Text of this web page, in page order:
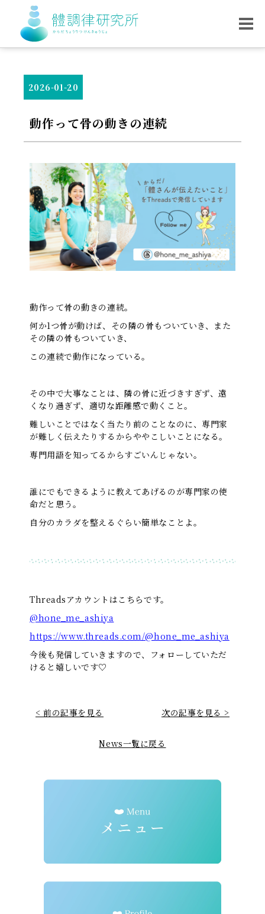
2026-01-20
動作って骨の動きの連続
動作って骨の動きの連続。
何か1つ骨が動けば、その隣の骨もついていき、また
その隣の骨もついていき、
この連続で動作になっている。
その中で大事なことは、隣の骨に近づきすぎず、遠
くなり過ぎず、適切な距離感で動くこと。
難しいことではなく当たり前のことなのに、専門家
が難しく伝えたりするからややこしいことになる。
専門用語を知ってるからすごいんじゃない。
誰にでもできるように教えてあげるのが専門家の使
命だと思う。
自分のカラダを整えるぐらい簡単なことよ。
Threadsアカウントはこちらです。
@hone_me_ashiya
https://www.threads.com/@hone_me_ashiya
今後も発信していきますので、フォローしていただ
けると嬉しいです♡
< 前の記事を見る 次の記事を見る >
News一覧に戻る